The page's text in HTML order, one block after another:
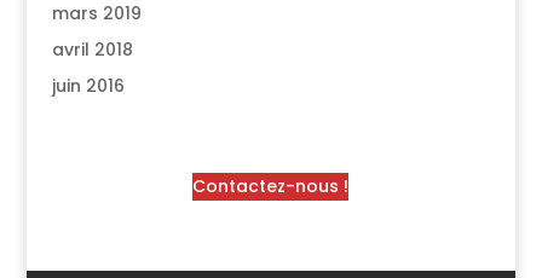
mars 2019
avril 2018
juin 2016
Contactez-nous !